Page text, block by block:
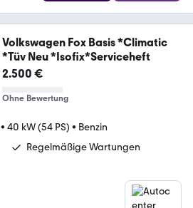
Volkswagen Fox Basis *Climatic
*Tüv Neu *Isofix*Serviceheft
2.500 €
Ohne Bewertung
• 40 kW (54 PS) • Benzin
Regelmäßige Wartungen